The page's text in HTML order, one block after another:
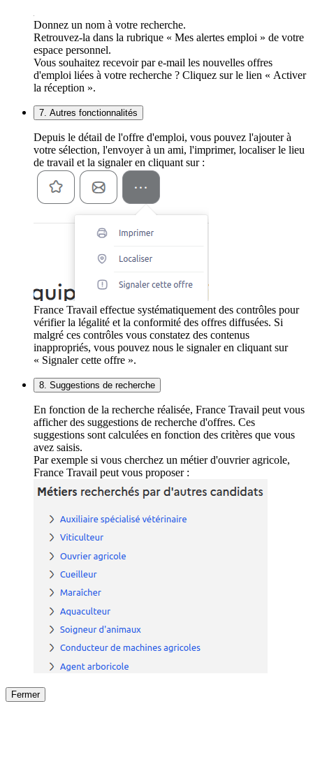
Donnez un nom à votre recherche.
Retrouvez-la dans la rubrique « Mes alertes emploi » de votre
espace personnel.
Vous souhaitez recevoir par e-mail les nouvelles offres
d'emploi liées à votre recherche ? Cliquez sur le lien « Activer
la réception ».
7. Autres fonctionnalités
Depuis le détail de l'offre d'emploi, vous pouvez l'ajouter à
votre sélection, l'envoyer à un ami, l'imprimer, localiser le lieu
de travail et la signaler en cliquant sur :
France Travail effectue systématiquement des contrôles pour
vérifier la légalité et la conformité des offres diffusées. Si
malgré ces contrôles vous constatez des contenus
inappropriés, vous pouvez nous le signaler en cliquant sur
« Signaler cette offre ».
8. Suggestions de recherche
En fonction de la recherche réalisée, France Travail peut vous
afficher des suggestions de recherche d'offres. Ces
suggestions sont calculées en fonction des critères que vous
avez saisis.
Par exemple si vous cherchez un métier d'ouvrier agricole,
France Travail peut vous proposer :
Fermer